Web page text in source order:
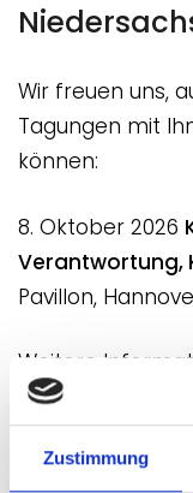
Zustimmung
Wir freuen uns,
Tagungen mit
können:
8. Oktober 2026
Verantwortung,
Pavillon,
Weitere